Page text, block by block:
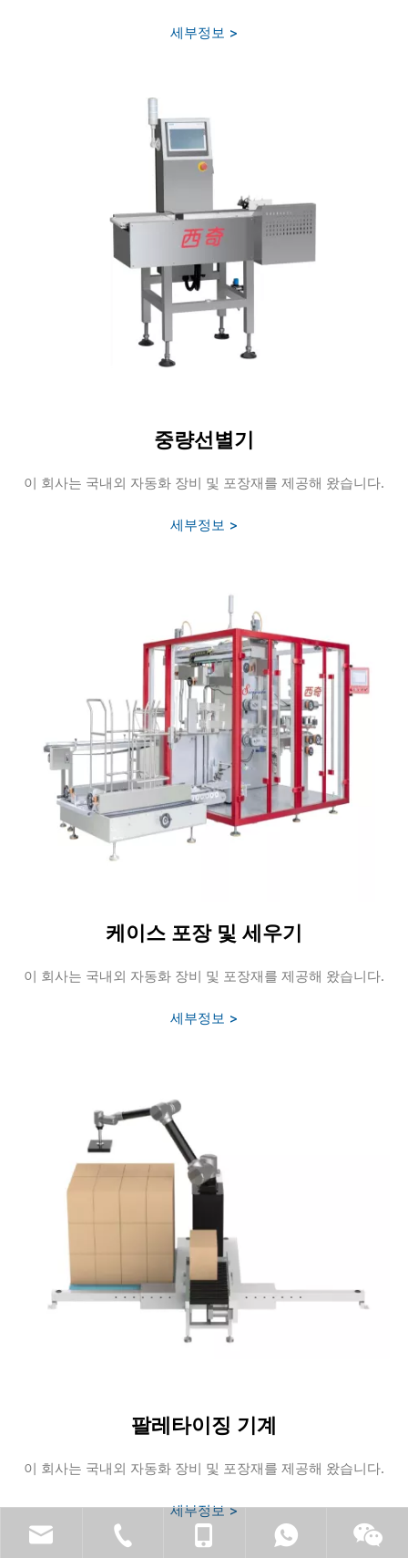
세부정보 >
중량선별기
이 회사는 국내외 자동화 장비 및 포장재를 제공해 왔습니다.
세부정보 >
케이스 포장 및 세우기
이 회사는 국내외 자동화 장비 및 포장재를 제공해 왔습니다.
세부정보 >
팔레타이징 기계
이 회사는 국내외 자동화 장비 및 포장재를 제공해 왔습니다.
세부정보 >